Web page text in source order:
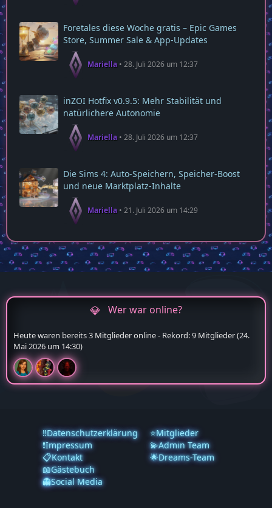
Foretales diese Woche gratis – Epic Games
Store, Summer Sale & App‑Updates
Mariella 28. Juli 2026 um 12:37
inZOI Hotfix v0.9.5: Mehr Stabilität und
natürlichere Autonomie
Mariella 28. Juli 2026 um 12:37
Die Sims 4: Auto‑Speichern, Speicher‑Boost
und neue Marktplatz‑Inhalte
Mariella 21. Juli 2026 um 14:29
Wer war online?
Heute waren bereits 3 Mitglieder online - Rekord: 9 Mitglieder (24.
Mai 2026 um 14:30)
‼️Datenschutzerklärung
❗️Impressum
📋Kontakt
📖Gästebuch
👻Social Media
⭐Mitglieder
💫Admin Team
🌟Dreams-Team